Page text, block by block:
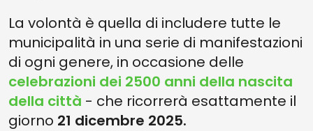
La volontà è quella di includere tutte le
municipalità in una serie di manifestazioni
di ogni genere, in occasione delle
celebrazioni dei 2500 anni della nascita
della città - che ricorrerà esattamente il
giorno 21 dicembre 2025.